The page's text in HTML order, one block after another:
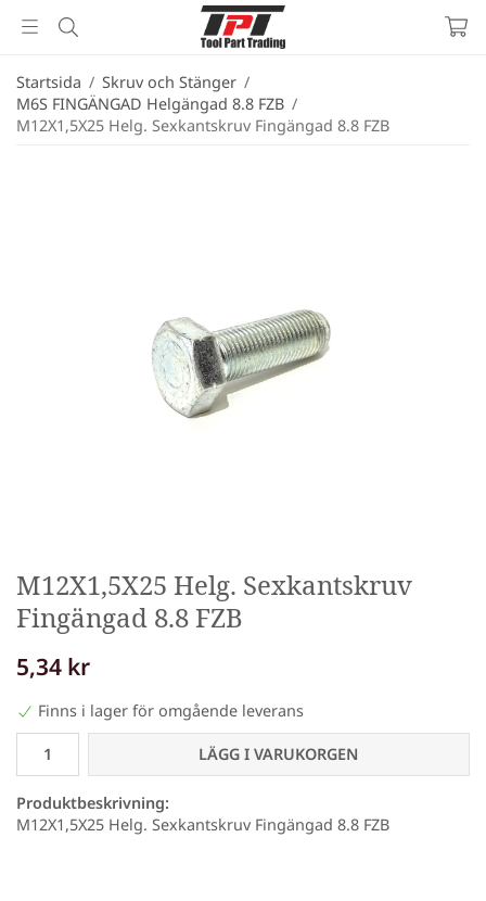
Startsida / Skruv och Stänger /
M6S FINGÄNGAD Helgängad 8.8 FZB /
M12X1,5X25 Helg. Sexkantskruv Fingängad 8.8 FZB
M12X1,5X25 Helg. Sexkantskruv
Fingängad 8.8 FZB
5,34 kr
Finns i lager för omgående leverans
LÄGG I VARUKORGEN
Produktbeskrivning:
M12X1,5X25 Helg. Sexkantskruv Fingängad 8.8 FZB